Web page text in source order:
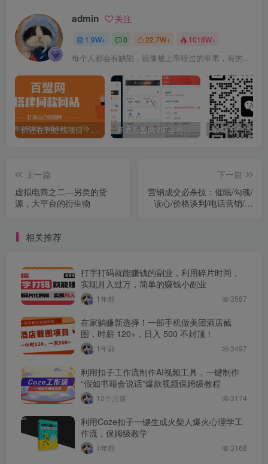
admin 关注
1.9W+ 0 22.7W+ 1018W+
每个人都会有缺陷，就像被上帝咬过的苹果，有的人缺陷比较大，正是因为上帝特别喜欢他的芬芳
你还在到处找项目？还在当韭菜？我靠卖项目一个月收入5万+，曾经我也是个失败者。 开通百盟网VIP会员，尊享全站资源免费下载，享70%的推广提成！！【限时五折优惠】
上一篇
虚拟电商之二—另类的货
源，大平台的衍生物
下一篇
营销成交必杀技：催眠/勾魂/
读心/价格谈判/电话营销/锁
相关推荐
打字打码就能赚钱的副业，利用碎片时间，
实现月入过万，简单的赚钱小副业
1年前 3587
在家躺赚新选择！一部手机做美团酒店截
图，时薪 120+，日入 500 不封顶！
1年前 3497
利用扣子工作流制作AI视频工具，一键制作
“假如书籍会说话”爆款视频保姆级教程
12个月前 3174
利用Coze扣子一键生成火柴人爆火心理学工
作流，保姆级教学
1年前 3168